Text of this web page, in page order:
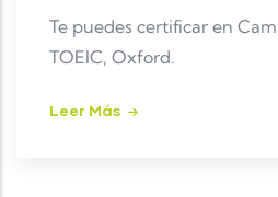
Te puedes certificar en
TOEIC, Oxford.
Leer Más